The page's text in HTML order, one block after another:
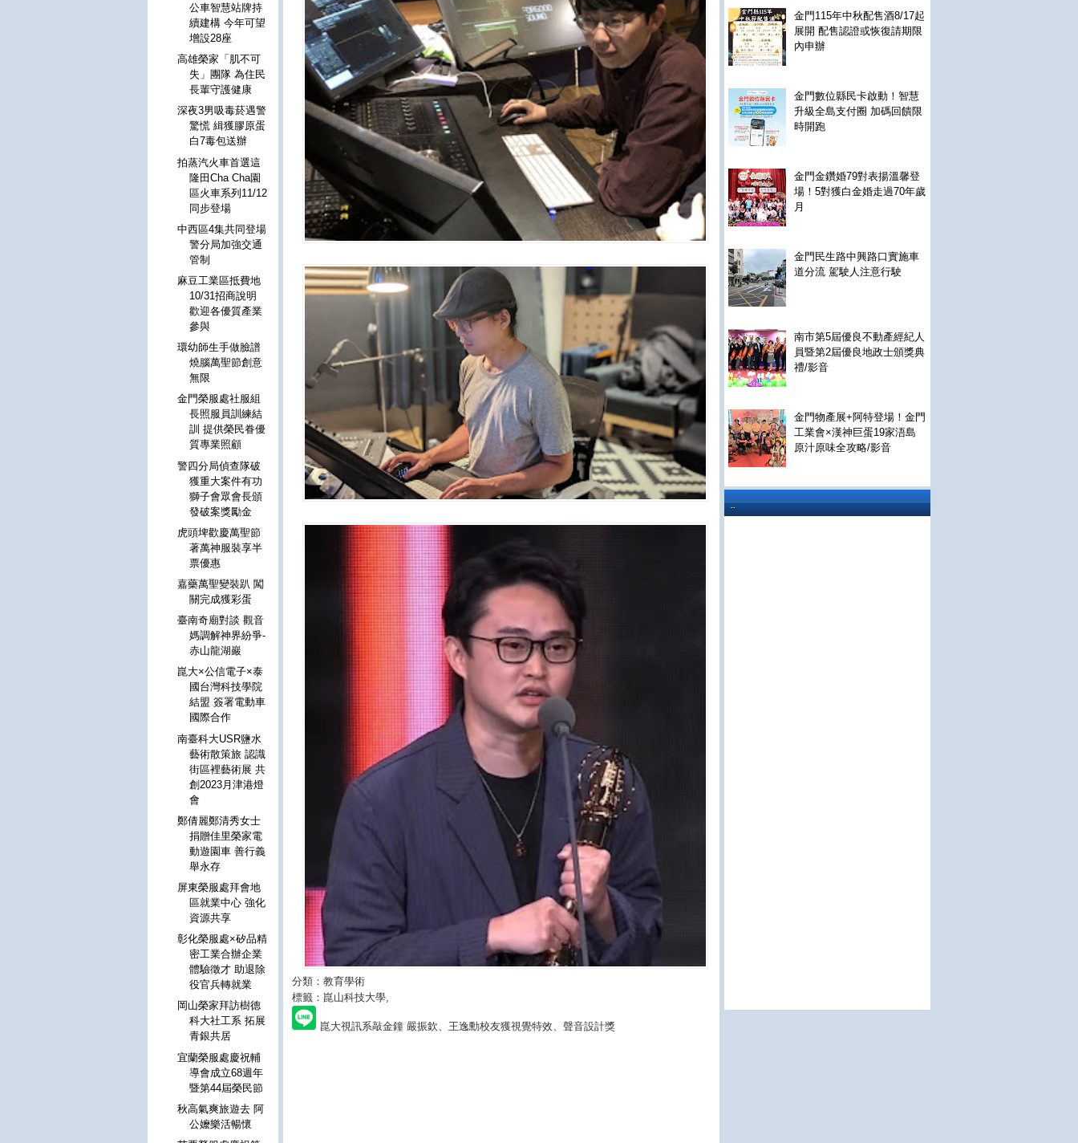
金門115年中秋配售酒8/17起
展開 配售認證或恢復請期限
內申辦
金門數位縣民卡啟動！智慧
升級全島支付圈 加碼回饋限
時開跑
金門金鑽婚79對表揚溫馨登
場！5對獲白金婚走過70年歲
月
金門民生路中興路口實施車
道分流 駕駛人注意行駛
南市第5屆優良不動產經紀人
員暨第2屆優良地政士頒獎典
禮/影音
金門物產展+阿特登場！金門
工業會×漢神巨蛋19家浯島
原汁原味全攻略/影音
..
分類：教育學術
標籤：崑山科技大學
崑大視訊系敲金鐘 嚴振欽、王逸勳校友獲視覺特效、聲音設計獎
公車智慧站牌持
續建構 今年可望
增設28座
高雄榮家「肌不可
失」團隊 為住民
長輩守護健康
深夜3男吸毒菸遇警
驚慌 緝獲膠原蛋
白7毒包送辦
拍蒸汽火車首選這
隆田Cha Cha園
區火車系列11/12
同步登場
中西區4集共同登場
警分局加強交通
管制
麻豆工業區抵費地
10/31招商說明
歡迎各優質產業
參與
環幼師生手做臉譜
燒腦萬聖節創意
無限
金門榮服處社服組
長照服員訓練結
訓 提供榮民眷優
質專業照顧
警四分局偵查隊破
獲重大案件有功
獅子會眾會長頒
發破案獎勵金
虎頭埤歡慶萬聖節
著萬神服裝享半
票優惠
嘉藥萬聖變裝趴 闖
關完成獲彩蛋
臺南奇廟對談 觀音
媽調解神界紛爭-
赤山龍湖巖
崑大×公信電子×泰
國台灣科技學院
結盟 簽署電動車
國際合作
南臺科大USR鹽水
藝術散策旅 認識
街區裡藝術展 共
創2023月津港燈
會
鄭倩麗鄭清秀女士
捐贈佳里榮家電
動遊園車 善行義
舉永存
屏東榮服處拜會地
區就業中心 強化
資源共享
彰化榮服處×矽品精
密工業合辦企業
體驗徵才 助退除
役官兵轉就業
岡山榮家拜訪樹德
科大社工系 拓展
青銀共居
宜蘭榮服處慶祝輔
導會成立68週年
暨第44屆榮民節
秋高氣爽旅遊去 阿
公嬤樂活暢懷